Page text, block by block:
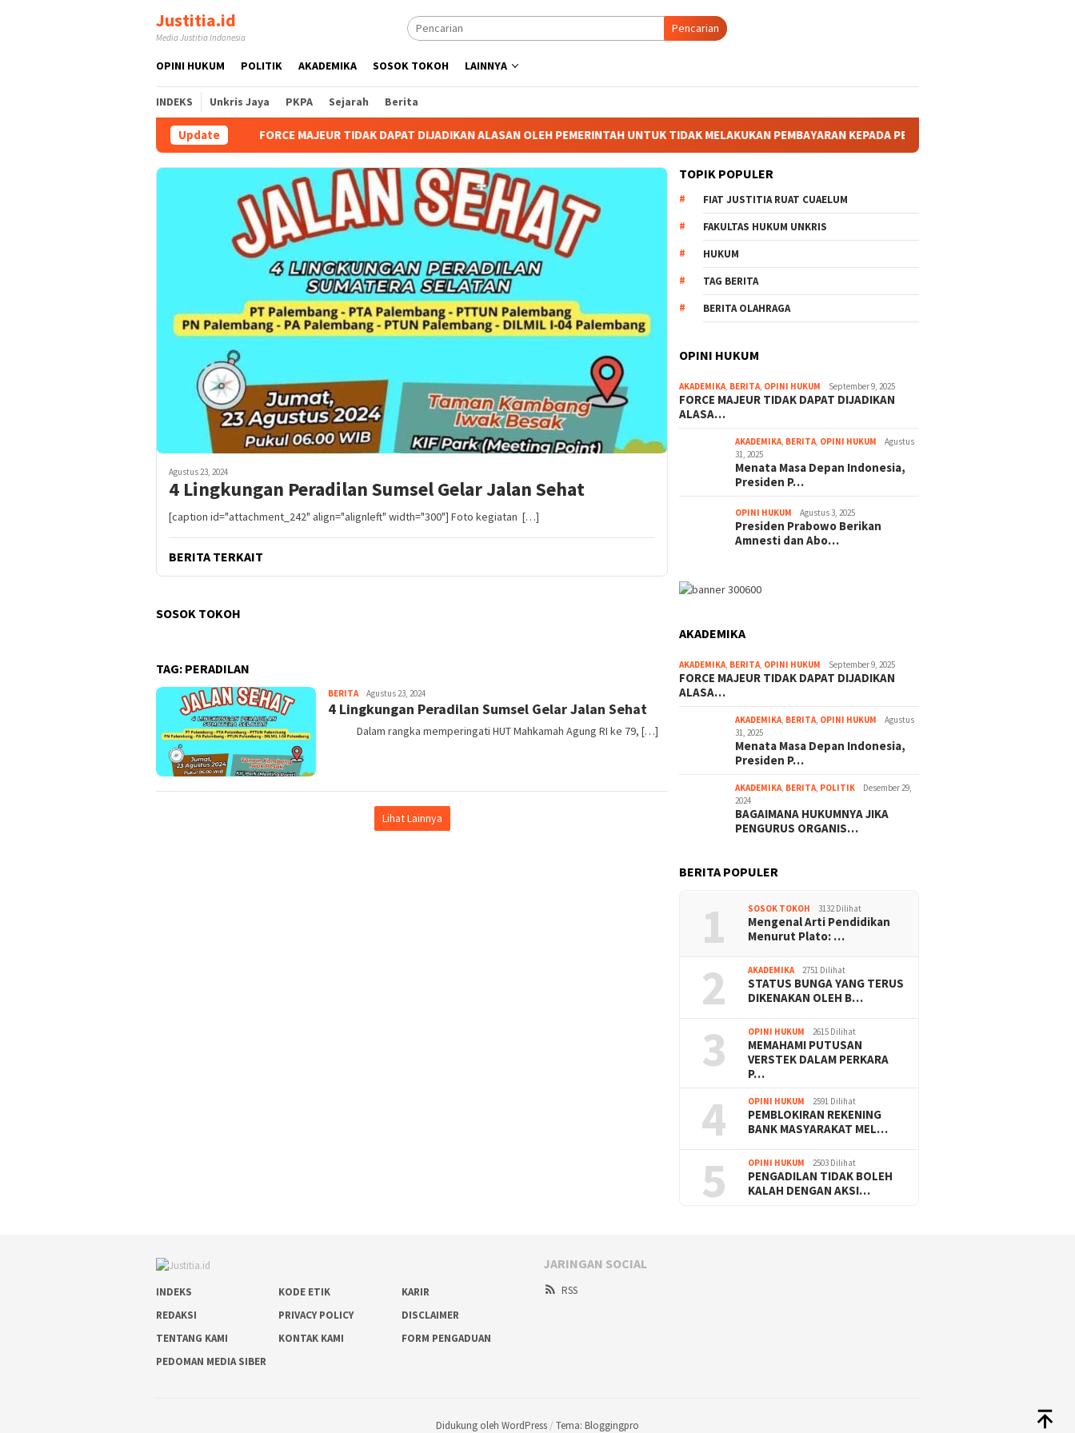
Justitia.id
Media Justitia Indonesia
Pencarian
OPINI HUKUM POLITIK AKADEMIKA SOSOK TOKOH LAINNYA
INDEKS Unkris Jaya PKPA Sejarah Berita
UpdateFORCE MAJEUR TIDAK DAPAT DIJADIKAN ALASAN OLEH PEMERINTAH UNTUK TIDAK MELAKUKAN PEMBAYARAN KEPADA PENYEDIA DALAM PENGADAAN
Agustus 23, 2024
4 Lingkungan Peradilan Sumsel Gelar Jalan Sehat
[caption id="attachment_242" align="alignleft" width="300"] Foto kegiatan […]
BERITA TERKAIT
SOSOK TOKOH
TAG: PERADILAN
BERITABayu
Hidayah
Agustus 23, 2024
4 Lingkungan Peradilan Sumsel Gelar Jalan Sehat
Dalam rangka memperingati HUT Mahkamah Agung RI ke 79, […]
Lihat Lainnya
TOPIK POPULER
FIAT JUSTITIA RUAT CUAELUM
FAKULTAS HUKUM UNKRIS
HUKUM
TAG BERITA
BERITA OLAHRAGA
OPINI HUKUM
AKADEMIKA, BERITA, OPINI HUKUM September 9, 2025
FORCE MAJEUR TIDAK DAPAT DIJADIKAN
ALASA…
AKADEMIKA, BERITA, OPINI HUKUM
Agustus
31, 2025
Menata Masa Depan Indonesia,
Presiden P…
OPINI HUKUM Agustus 3, 2025
Presiden Prabowo Berikan
Amnesti dan Abo…
AKADEMIKA
AKADEMIKA, BERITA, OPINI HUKUM September 9, 2025
FORCE MAJEUR TIDAK DAPAT DIJADIKAN
ALASA…
AKADEMIKA, BERITA, OPINI HUKUM
Agustus
31, 2025
Menata Masa Depan Indonesia,
Presiden P…
AKADEMIKA, BERITA, POLITIK
Desember 29,
2024
BAGAIMANA HUKUMNYA JIKA
PENGURUS ORGANIS…
BERITA POPULER
1 SOSOK TOKOH 3132 Dilihat
Mengenal Arti Pendidikan
Menurut Plato: …
2 AKADEMIKA 2751 Dilihat
STATUS BUNGA YANG TERUS
DIKENAKAN OLEH B…
3 OPINI HUKUM 2615 Dilihat
MEMAHAMI PUTUSAN
VERSTEK DALAM PERKARA
P…
4 OPINI HUKUM 2591 Dilihat
PEMBLOKIRAN REKENING
BANK MASYARAKAT MEL…
5 OPINI HUKUM 2503 Dilihat
PENGADILAN TIDAK BOLEH
KALAH DENGAN AKSI…
INDEKS KODE ETIK
KARIR
REDAKSI
PRIVACY POLICY
DISCLAIMER
TENTANG KAMI
KONTAK KAMI
FORM PENGADUAN
PEDOMAN MEDIA SIBER
JARINGAN SOCIAL
RSS
Didukung oleh WordPress / Tema: Bloggingpro